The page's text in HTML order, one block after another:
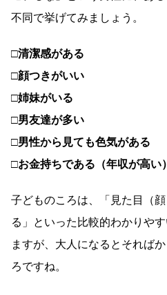
不同で挙げてみましょう。
□清潔感がある
□顔つきがいい
□姉妹がいる
□男友達が多い
□男性から見ても色気がある
□お金持ちである（年収が高い）
子どものころは、「見た目（
る」といった比較的わかりや
ますが、大人になるとそれば
ろですね。